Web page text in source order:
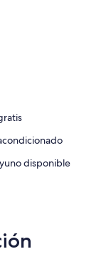
desayuno bufé todos
disponible